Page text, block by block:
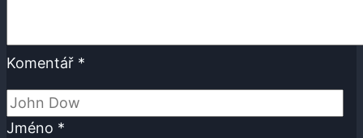
Komentář *
Jméno *